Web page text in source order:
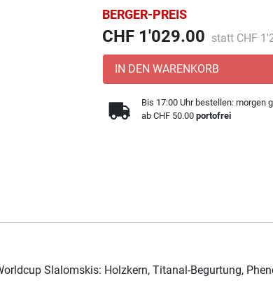
BERGER-PREIS
CHF 1'029.00 Preis
statt CHF
IN DEN WARENKORB
Bis 17:00 Uhr bestellen: morgen
ab CHF 50.00portofrei
Slalomskis: Holzkern, Titanal-Begurtung,